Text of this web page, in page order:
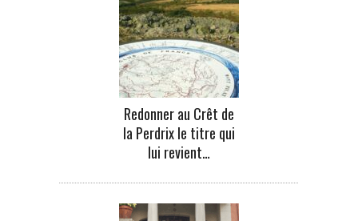
Redonner au Crêt de
la Perdrix le titre qui
lui revient…